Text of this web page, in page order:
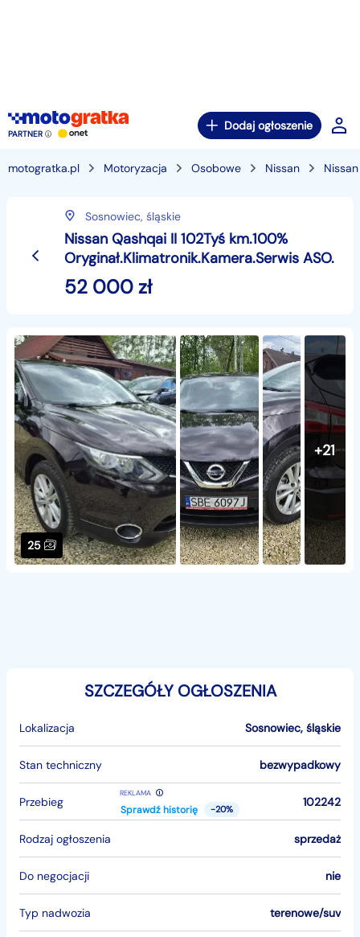
PARTNER
Dodaj ogłoszenie
motogratka.pl Motoryzacja Osobowe Nissan
Sosnowiec, śląskie
Nissan Qashqai II 102Tyś km.100%
Oryginał.Klimatronik.Kamera.Serwis ASO.
52 000zł
25
+21
SZCZEGÓŁY OGŁOSZENIA
Lokalizacja Sosnowiec, śląskie
Stan techniczny bezwypadkowy
Przebieg
REKLAMA
Sprawdź historię -20%
102242
Rodzaj ogłoszenia sprzedaż
Do negocjacji nie
Typ nadwozia terenowe/suv